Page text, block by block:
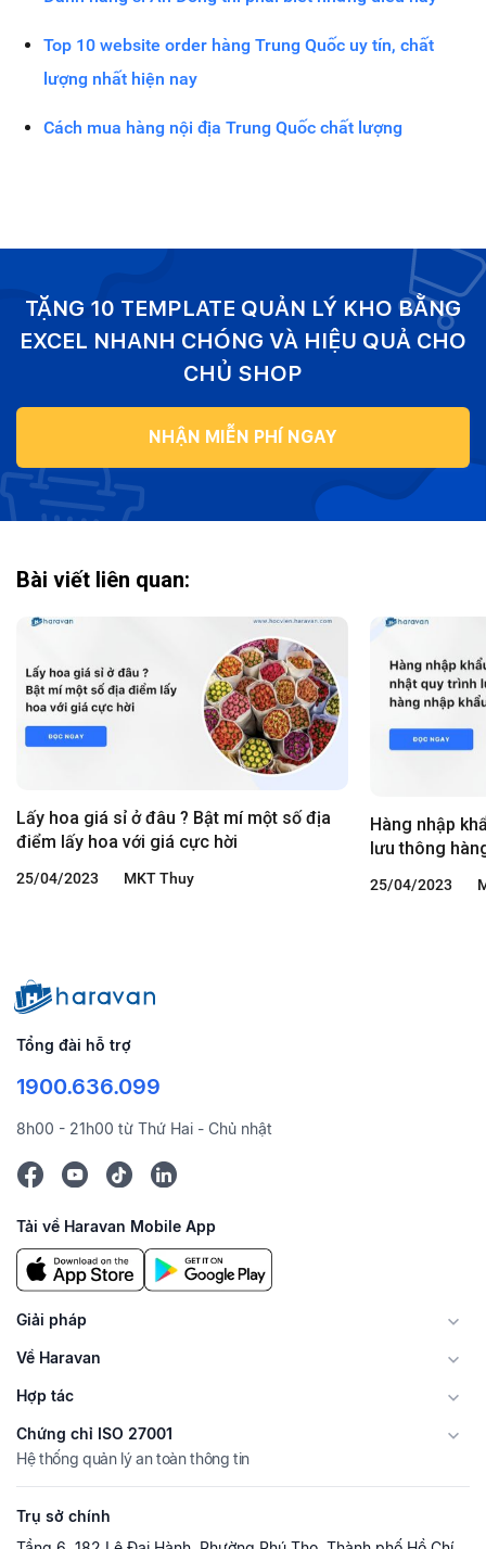
Top 10 website order hàng Trung Quốc uy tín, chất
lượng nhất hiện nay
Cách mua hàng nội địa Trung Quốc chất lượng
TẶNG 10 TEMPLATE QUẢN LÝ KHO BẰNG
EXCEL NHANH CHÓNG VÀ HIỆU QUẢ CHO
CHỦ SHOP
NHẬN MIỄN PHÍ NGAY
Bài viết liên quan:
Lấy hoa giá sỉ ở đâu ? Bật mí một số địa
điểm lấy hoa với giá cực hời
25/04/2023 MKT Thuy
Hàng nhập
lưu thông
25/04/2023
Tổng đài hỗ trợ
1900.636.099
8h00 - 21h00 từ Thứ Hai - Chủ nhật
Tải về Haravan Mobile App
Giải pháp
Về Haravan
Hợp tác
Chứng chỉ ISO 27001
Hệ thống quản lý an toàn thông tin
Trụ sở chính